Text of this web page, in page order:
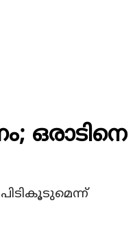
ഒരാടിനെ